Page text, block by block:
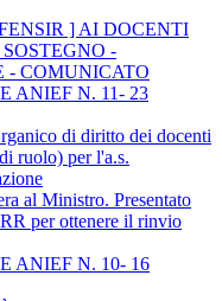
] AI DOCENTI
-
COMUNICATO
ANIEF N. 11- 23
di diritto dei docenti
ruolo) per l'a.s.
al Ministro. Presentato
per ottenere il rinvio
ANIEF N. 10- 16